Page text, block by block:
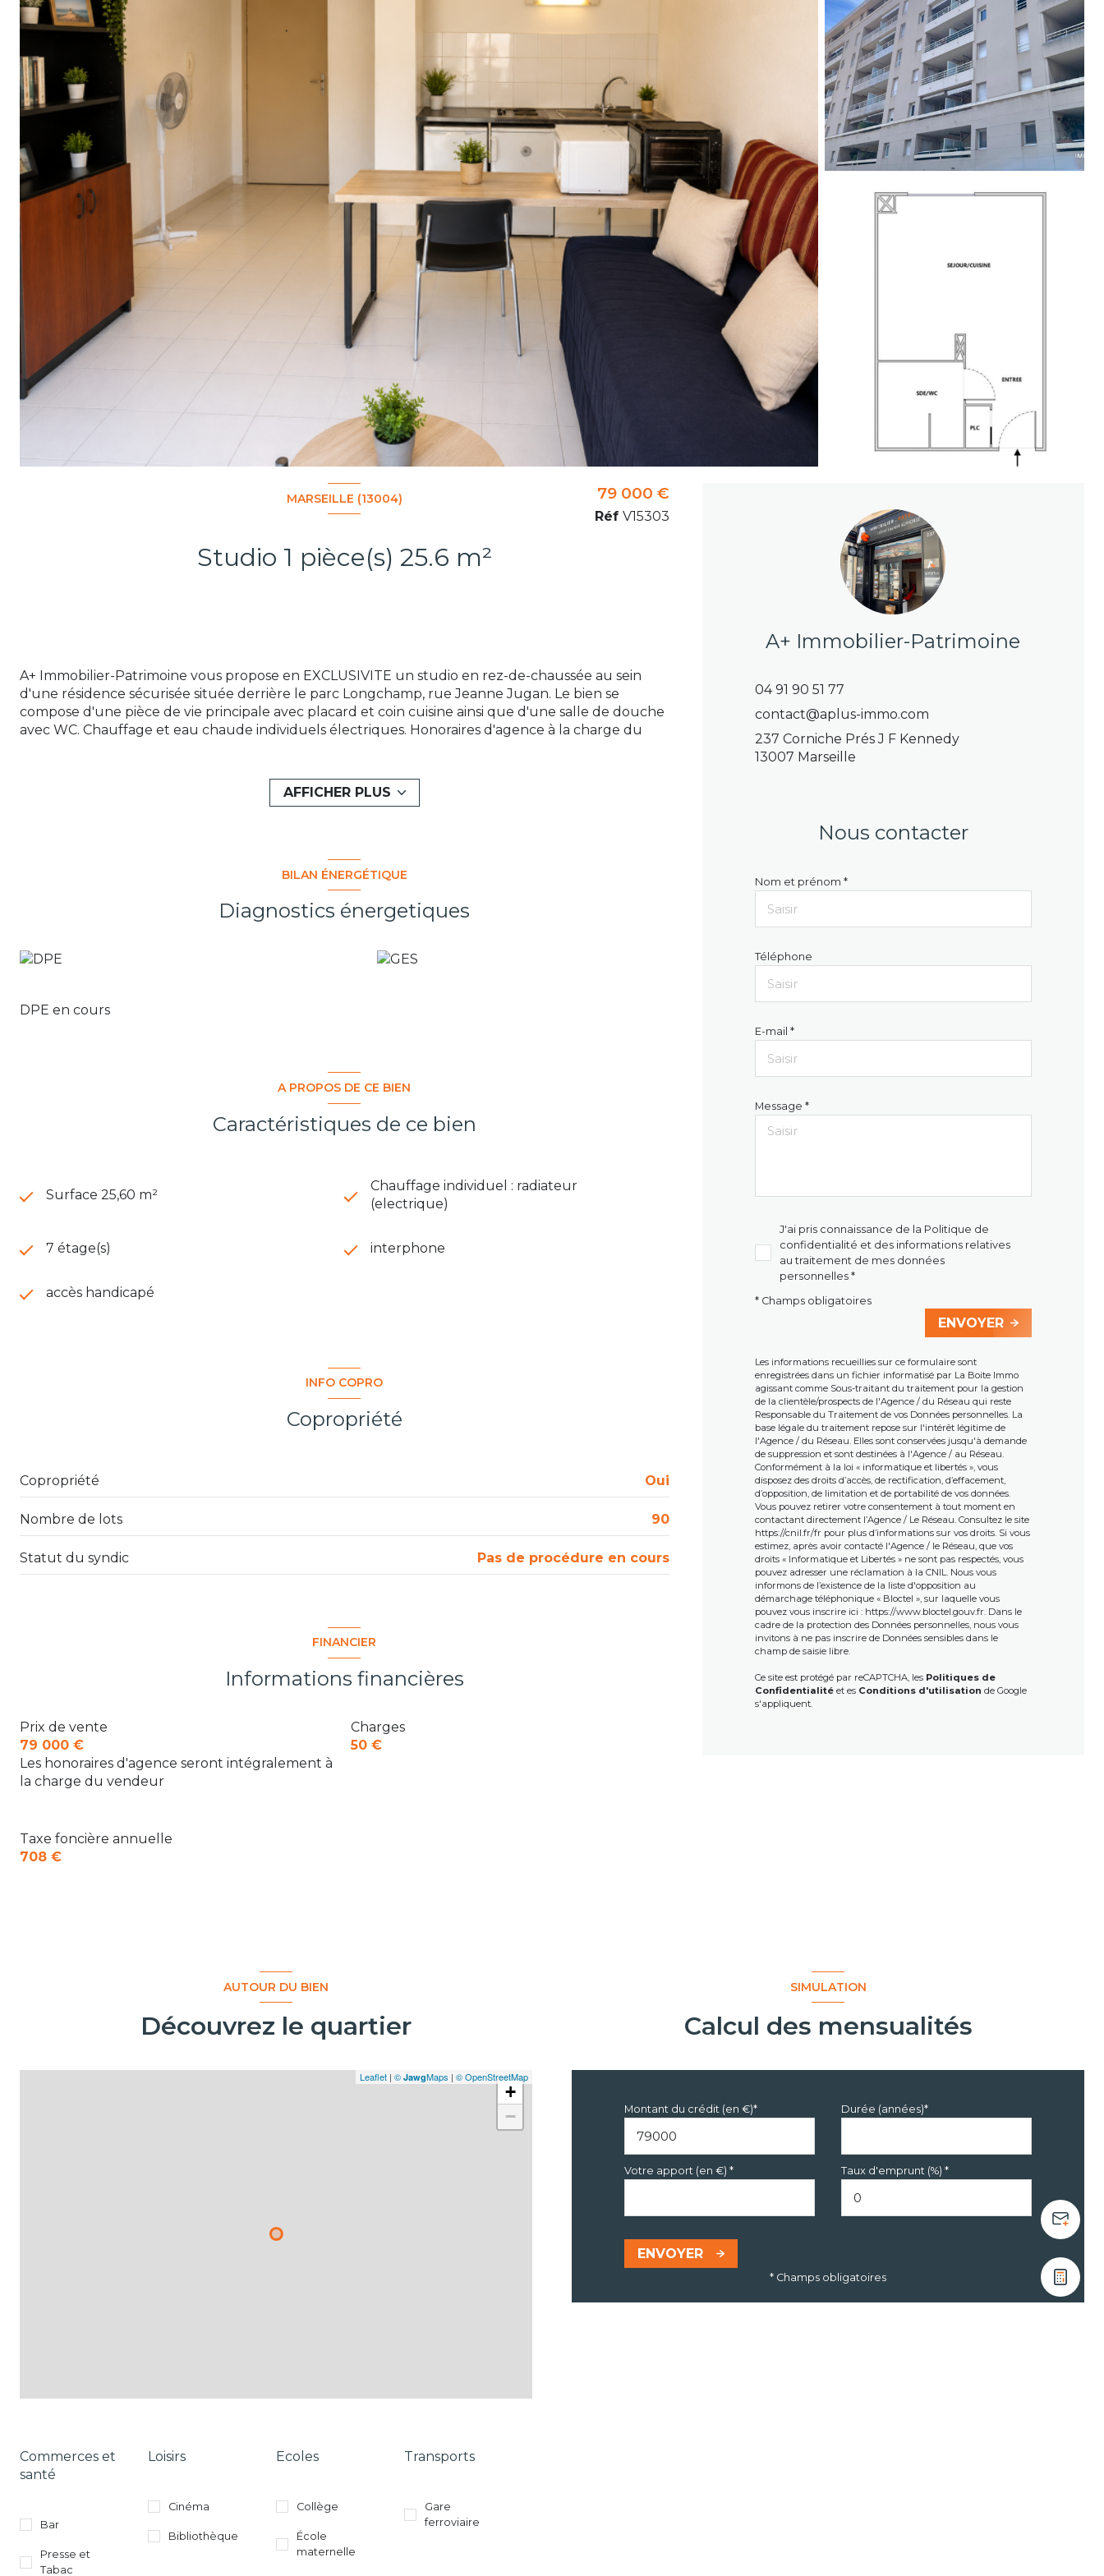
MARSEILLE (13004)
Studio 1 pièce(s) 25.6 m²
79 000 €
Réf V15303
A+ Immobilier-Patrimoine vous propose en EXCLUSIVITE un studio en rez-de-chaussée au sein
d'une résidence sécurisée située derrière le parc Longchamp, rue Jeanne Jugan. Le bien se
compose d'une pièce de vie principale avec placard et coin cuisine ainsi que d'une salle de douche
avec WC. Chauffage et eau chaude individuels électriques. Honoraires d'agence à la charge du
Les informations sur les risques auxquels ce bien est exposé sont disponibles sur le site
AFFICHER PLUS
BILAN ÉNERGÉTIQUE
Diagnostics énergetiques
DPE en cours
A PROPOS DE CE BIEN
Caractéristiques de ce bien
Surface 25,60 m²
Chauffage individuel : radiateur
(electrique)
7 étage(s) interphone
accès handicapé
INFO COPRO
Copropriété
Copropriété Oui
Nombre de lots 90
Statut du syndic Pas de procédure en cours
FINANCIER
Informations financières
Prix de vente
79 000 €
Les honoraires d'agence seront intégralement à
la charge du vendeur
Charges
50 €
Taxe foncière annuelle
708 €
A+ Immobilier-Patrimoine
04 91 90 51 77
contact@aplus-immo.com
237 Corniche Prés J F Kennedy
13007 Marseille
Nous contacter
Nom et prénom *
Téléphone
E-mail *
Message *
J'ai pris connaissance de la Politique de
confidentialité et des informations relatives
au traitement de mes données
personnelles *
* Champs obligatoires
ENVOYER
Les informations recueillies sur ce formulaire sont
enregistrées dans un fichier informatisé par La Boite Immo
agissant comme Sous-traitant du traitement pour la gestion
de la clientèle/prospects de l'Agence / du Réseau qui reste
Responsable du Traitement de vos Données personnelles. La
base légale du traitement repose sur l'intérêt légitime de
l'Agence / du Réseau. Elles sont conservées jusqu'à demande
de suppression et sont destinées à l'Agence / au Réseau.
Conformément à la loi « informatique et libertés », vous
disposez des droits d’accès, de rectification, d’effacement,
d’opposition, de limitation et de portabilité de vos données.
Vous pouvez retirer votre consentement à tout moment en
contactant directement l’Agence / Le Réseau. Consultez le site
https://cnil.fr/fr pour plus d’informations sur vos droits. Si vous
estimez, après avoir contacté l'Agence / le Réseau, que vos
droits « Informatique et Libertés » ne sont pas respectés, vous
pouvez adresser une réclamation à la CNIL. Nous vous
informons de l’existence de la liste d'opposition au
démarchage téléphonique « Bloctel », sur laquelle vous
pouvez vous inscrire ici : https://www.bloctel.gouv.fr. Dans le
cadre de la protection des Données personnelles, nous vous
invitons à ne pas inscrire de Données sensibles dans le
champ de saisie libre.
Ce site est protégé par reCAPTCHA, les Politiques de
Confidentialitéet es Conditions d'utilisation de Google
s'appliquent.
AUTOUR DU BIEN
Découvrez le quartier
+
−
Leaflet | © JawgMaps | © OpenStreetMap
Commerces et
santé
Bar
Presse et
Tabac
Loisirs
Cinéma
Bibliothèque
Ecoles
Collège
École
maternelle
Transports
Gare
ferroviaire
SIMULATION
Calcul des mensualités
Montant du crédit (en €)* Durée (années)*
Votre apport (en €) * Taux d'emprunt (%) *
ENVOYER
* Champs obligatoires